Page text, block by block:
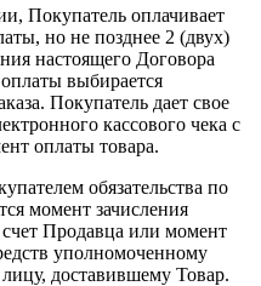
Покупатель оплачивает
но не позднее 2 (двух)
настоящего Договора
выбирается
Покупатель дает свое
кассового чека с
оплаты товара.
обязательства по
момент зачисления
Продавца или момент
уполномоченному
доставившему Товар.